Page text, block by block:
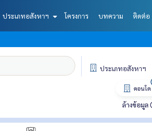
ประเภทอสังหาฯ โครงการ บทความ ติดต่อ
ประเภทอสังหาฯ
คอนโด
ล้างข้อมูล